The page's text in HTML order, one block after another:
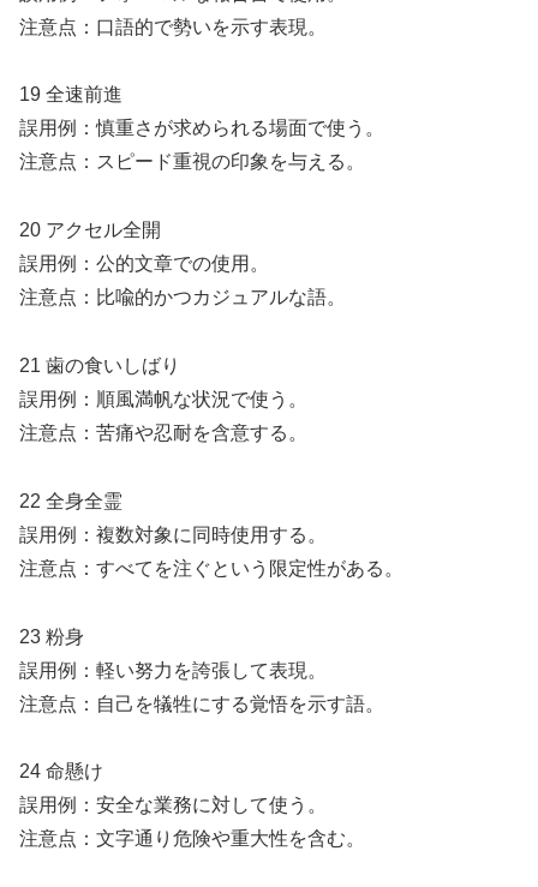
注意点：口語的で勢いを示す表現。
19 全速前進
誤用例：慎重さが求められる場面で使う。
注意点：スピード重視の印象を与える。
20 アクセル全開
誤用例：公的文章での使用。
注意点：比喩的かつカジュアルな語。
21 歯の食いしばり
誤用例：順風満帆な状況で使う。
注意点：苦痛や忍耐を含意する。
22 全身全霊
誤用例：複数対象に同時使用する。
注意点：すべてを注ぐという限定性がある。
23 粉身
誤用例：軽い努力を誇張して表現。
注意点：自己を犠牲にする覚悟を示す語。
24 命懸け
誤用例：安全な業務に対して使う。
注意点：文字通り危険や重大性を含む。